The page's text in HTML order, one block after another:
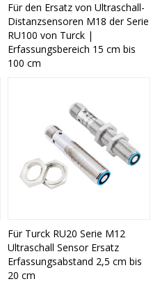
Für den Ersatz von Ultraschall-
Distanzsensoren M18 der Serie
RU100 von Turck |
Erfassungsbereich 15 cm bis
100 cm
Für Turck RU20 Serie M12
Ultraschall Sensor Ersatz
Erfassungsabstand 2,5 cm bis
20 cm